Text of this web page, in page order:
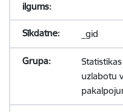
_gid
uzlabotu